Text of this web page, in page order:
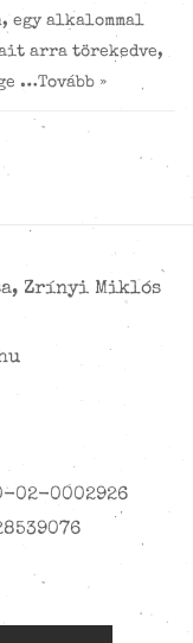
egy alkalommal
arra törekedve,
…Tovább »
Zrínyi Miklós
02-0002926